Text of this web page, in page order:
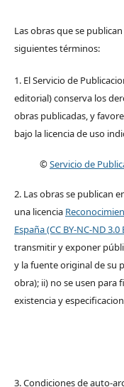
Las obras que se
siguientes términos:
1. El Servicio de
editorial) conserva los
obras publicadas, y
bajo la licencia de uso
©Servicio de
2. Las obras se publican
una licencia
España (CC BY-NC-ND 3.0
transmitir y exponer
y la fuente original de su
obra); ii) no se usen para
existencia y
3. Condiciones de auto-